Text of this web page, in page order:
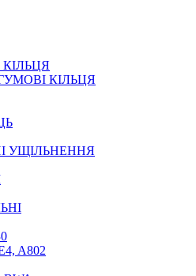
ШПРИЦІВ
КІЛЬЦЯ
УЩІЛЬНЕННЯ
A802